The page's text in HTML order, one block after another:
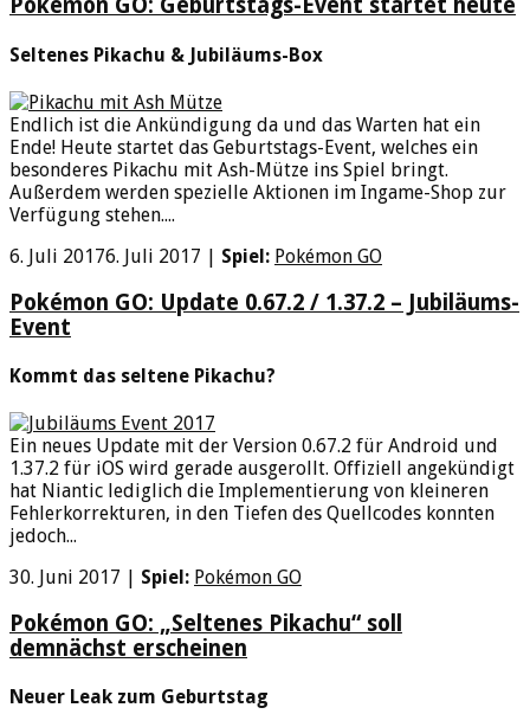
Pokémon GO: Geburtstags-Event startet heute
Seltenes Pikachu & Jubiläums-Box
Endlich ist die Ankündigung da und das Warten hat ein
Ende! Heute startet das Geburtstags-Event, welches ein
besonderes Pikachu mit Ash-Mütze ins Spiel bringt.
Außerdem werden spezielle Aktionen im Ingame-Shop zur
Verfügung stehen....
6. Juli 20176. Juli 2017 | Spiel: Pokémon GO
Pokémon GO: Update 0.67.2 / 1.37.2 – Jubiläums-
Event
Kommt das seltene Pikachu?
Ein neues Update mit der Version 0.67.2 für Android und
1.37.2 für iOS wird gerade ausgerollt. Offiziell angekündigt
hat Niantic lediglich die Implementierung von kleineren
Fehlerkorrekturen, in den Tiefen des Quellcodes konnten
jedoch...
30. Juni 2017
Spiel: Pokémon GO
Pokémon GO: „Seltenes Pikachu“ soll
demnächst erscheinen
Neuer Leak zum Geburtstag